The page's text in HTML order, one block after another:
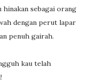
hinakan sebagai orang
dengan perut lapar
penuh gairah.
kau telah